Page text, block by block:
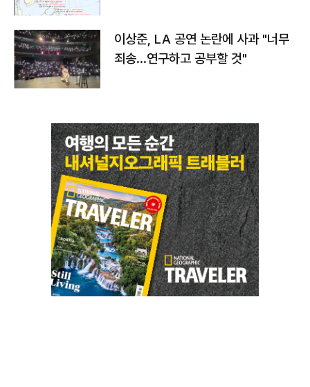
이상준, LA 공연 논란에 사과 "너무
죄송…연구하고 공부할 것"